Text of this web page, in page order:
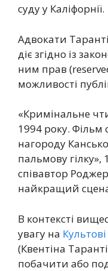
суду у Каліфорнії.
Адвокати
діє згідно із
ним прав
можливості
«Кримінальне
1994 року.
нагороду
пальмову гілку»,
співавтор
найкращий
В контексті
увагу на
(Квентіна
побачити або